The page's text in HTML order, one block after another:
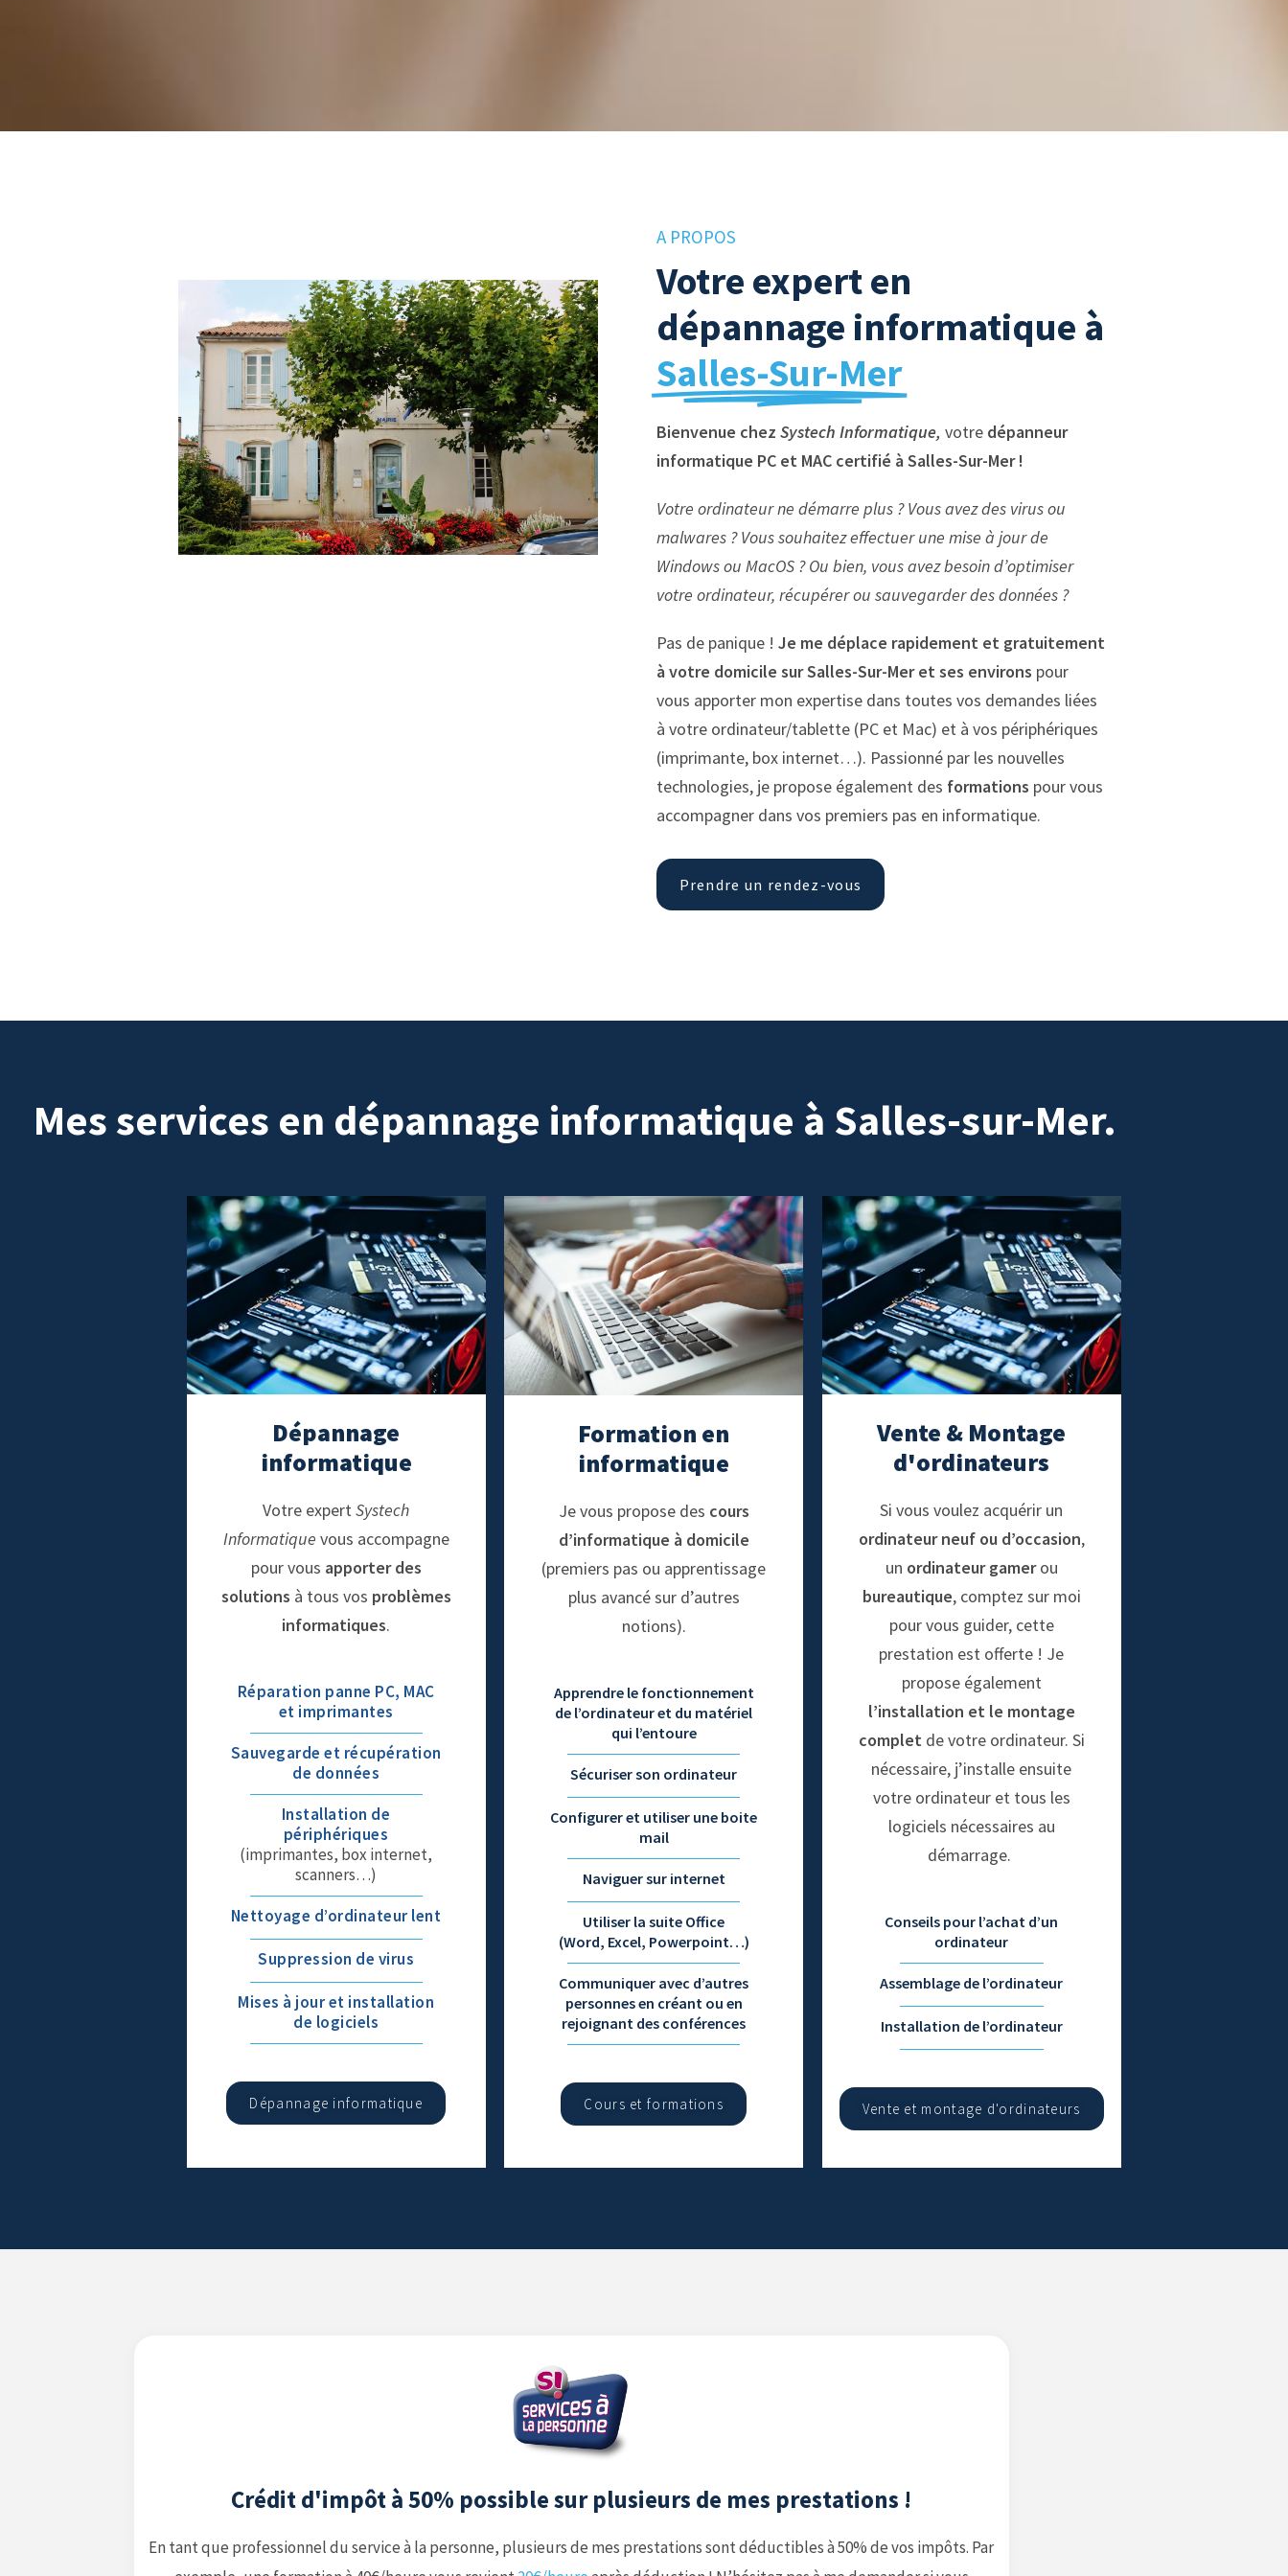
A PROPOS
Votre expert en
dépannage informatique à
Salles-Sur-Mer
Bienvenue chez Systech Informatique, votre dépanneur
informatique PC et MAC certifié à Salles-Sur-Mer !
Votre ordinateur ne démarre plus ?Vous avez des virus ou
malwares ?Vous souhaitez effectuer une mise à jour de
Windows ou MacOS ? Ou bien, vous avez besoin d’optimiser
votre ordinateur, récupérer ou sauvegarder des données ?
Pas de panique ! Je me déplace rapidement et gratuitement
à votre domicile sur Salles-Sur-Mer et ses environs pour
vous apporter mon expertise dans toutes vos demandes liées
à votre ordinateur/tablette (PC et Mac) et à vos périphériques
(imprimante, box internet…). Passionné par les nouvelles
technologies, je propose également des formations pour vous
accompagner dans vos premiers pas en informatique.
Prendre un rendez-vous
Mes services en dépannage informatique à Salles-sur-Mer.
Dépannage
informatique
Votre expertSystech
Informatique vous accompagne
pour vous apporter des
solutions à tous vos problèmes
informatiques.
Réparation panne PC, MAC
et imprimantes
Sauvegarde et récupération
de données
Installation de
périphériques
(imprimantes, box internet,
scanners…)
Nettoyage d’ordinateur lent
Suppression de virus
Mises à jour et installation
de logiciels
Dépannage informatique
Formation en
informatique
Je vous propose des cours
d’informatique à domicile
(premiers pas ou apprentissage
plus avancé sur d’autres
notions).
Apprendre le fonctionnement
de l’ordinateur et du matériel
qui l’entoure
Sécuriser son ordinateur
Configurer et utiliser une boite
mail
Naviguer sur internet
Utiliser la suite Office
(Word, Excel, Powerpoint…)
Communiquer avec d’autres
personnes en créant ou en
rejoignant des conférences
Cours et formations
Vente & Montage
d'ordinateurs
Si vous voulez acquérir un
ordinateur neuf ou d’occasion,
un ordinateur gamerou
bureautique, comptez sur moi
pour vous guider, cette
prestation est offerte ! Je
propose également
l’installation et le montage
completde votre ordinateur. Si
nécessaire, j’installe ensuite
votre ordinateur et tous les
logiciels nécessaires au
démarrage.
Conseils pour l’achat d’un
ordinateur
Assemblage de l’ordinateur
Installation de l’ordinateur
Vente et montage d'ordinateurs
Crédit d'impôt à 50% possible sur plusieurs de mes prestations !
En tant que professionnel du service à la personne, plusieurs de mes prestations sont déductibles à 50% de vos impôts. Par